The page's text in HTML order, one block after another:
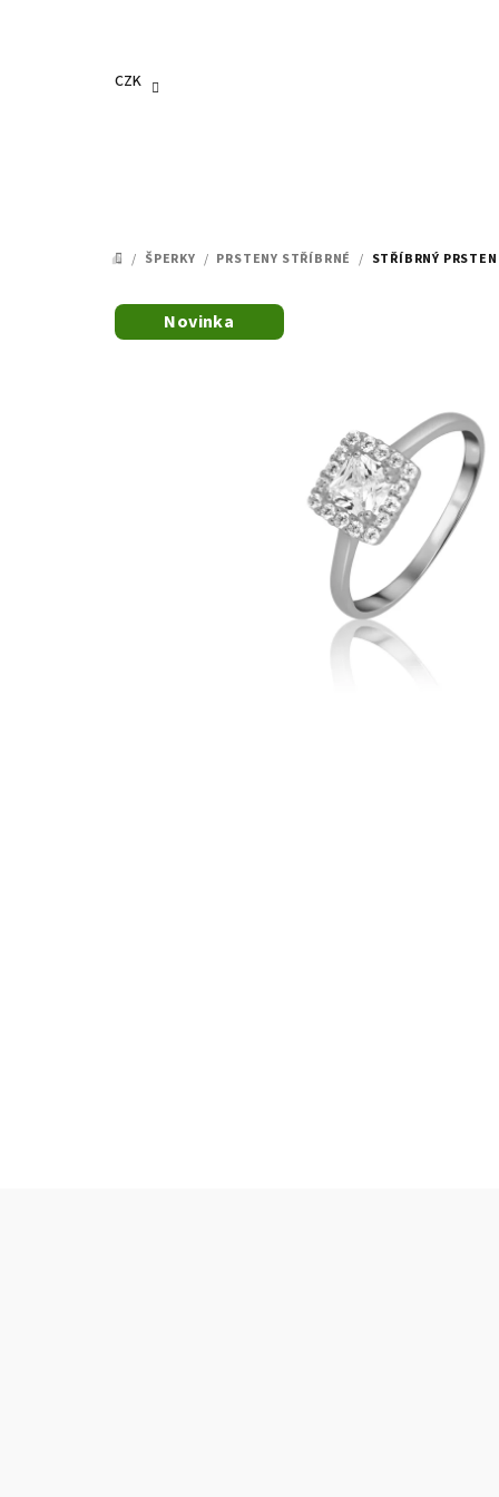
CZK
DOMŮ
/ ŠPERKY / PRSTENY STŘÍBRNÉ / STŘÍBRNÝ
Novinka